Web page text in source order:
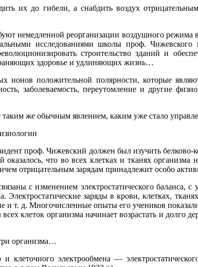
их до гибели, а снабдить воздух
немедленной реорганизации воздушного режима
исследованиями школы проф. Чижевского
строительство зданий и
здоровье и удлиняющих жизнь…
положительной полярности, которые
заболеваемость, переутомление и другие
же обычным явлением, каким уже стало
проф. Чижевский должен был изучить белково-
что во всех клетках и тканях организма
отрицательным зарядам принадлежит особо
с изменением электростатического баланса,
Электростатические заряды в крови, клетках,
и т. д. Многочисленные опыты его учеников
клеток организма начинает возрастать и долго
организма…
клеточного электрообмена —